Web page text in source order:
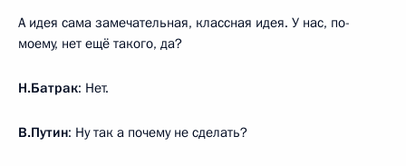
А идея сама замечательная, классная идея. У нас, по-
моему, нет ещё такого, да?
Н.Батрак: Нет.
В.Путин: Ну так а почему не сделать?